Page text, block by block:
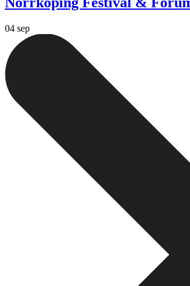
04 sep